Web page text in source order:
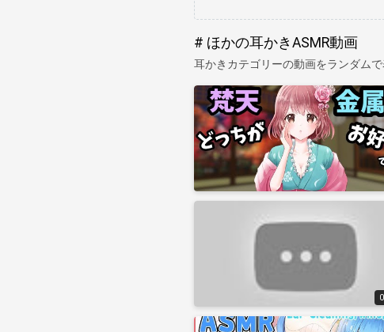
ほかの耳かきASMR動画
耳かきカテゴリーの動画をランダム